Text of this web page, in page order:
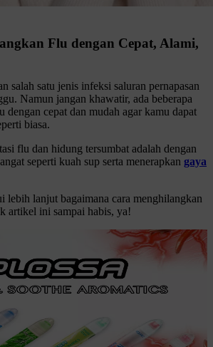
Flu dengan Cepat, Alami,
salah satu jenis infeksi saluran pernapasan
Namun jangan khawatir, ada beberapa
dengan cepat dan mudah agar kamu dapat
biasa.
flu dan hidung tersumbat adalah dengan
seperti kuah sup serta menerapkan gaya
lebih lanjut bagaimana cara menghilangkan
artikel ini sampai habis, ya!